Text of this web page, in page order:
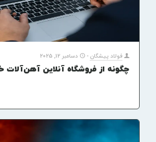
فولاد پیشگان - دسامبر 12, 2025
چگونه از فروشگاه آنلاین آهن‌آلات